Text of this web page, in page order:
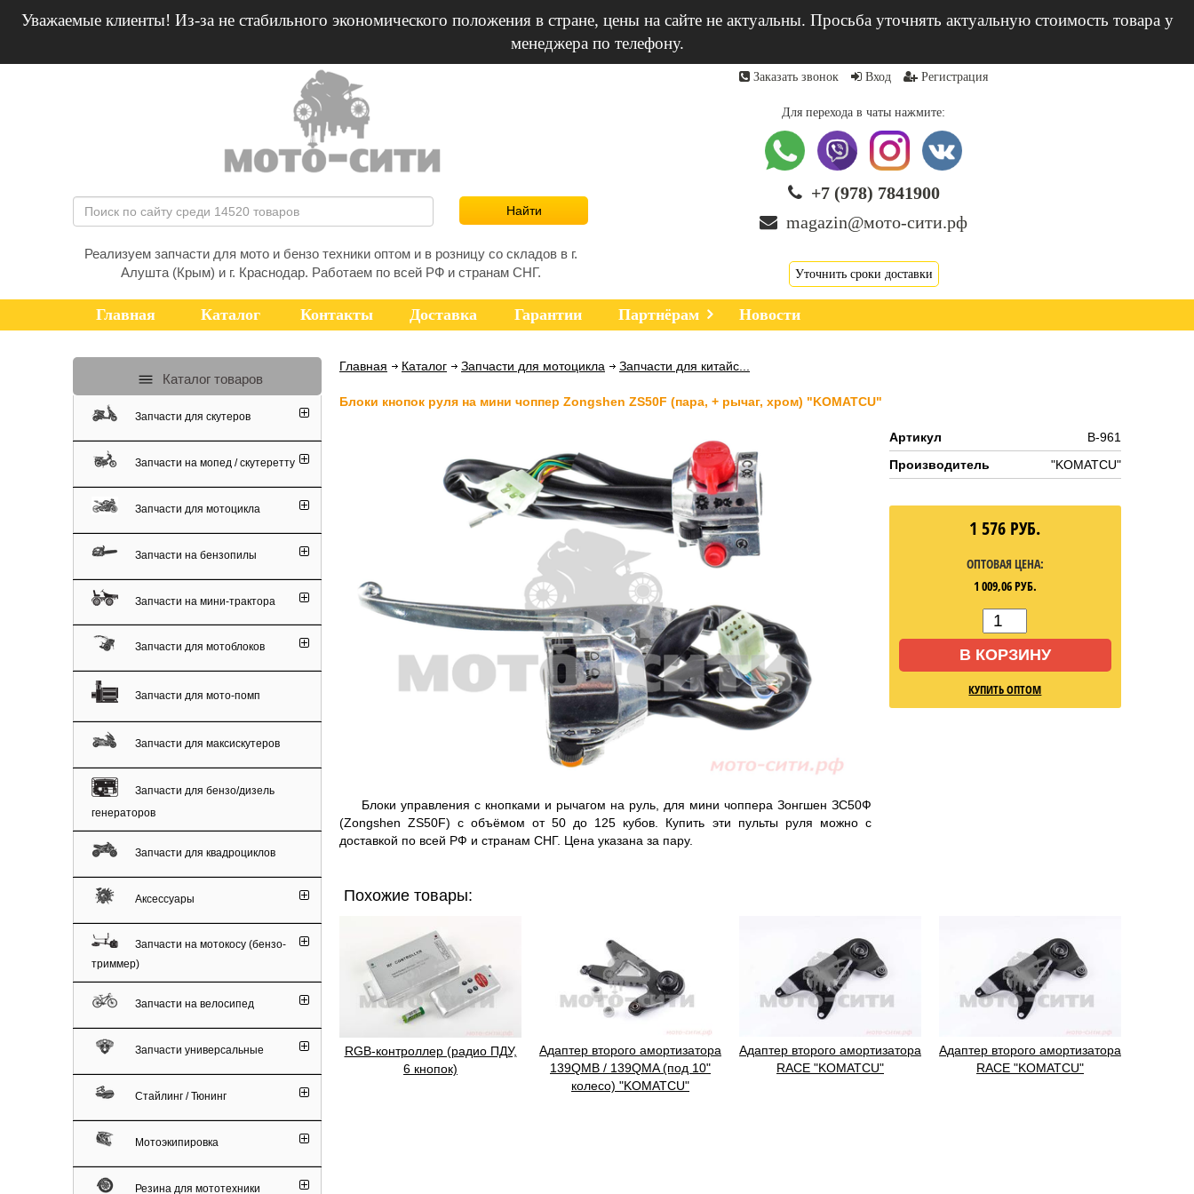
Уважаемые клиенты! Из-за не стабильного экономического положения в стране, цены на сайте не актуальны. Просьба уточнять актуальную стоимость товара у
менеджера по телефону.
Реализуем запчасти для мото и бензо техники оптом и в розницу со складов в г.
Алушта (Крым) и г. Краснодар. Работаем по всей РФ и странам СНГ.
Заказать звонок Вход Регистрация
Для перехода в чаты нажмите:
+7 (978) 7841900
magazin@мото-сити.рф
Уточнить сроки доставки
Главная Каталог Контакты Доставка Гарантии Партнёрам Новости
Главная Каталог Запчасти для мотоцикла Запчасти для китайс...
Блоки кнопок руля на мини чоппер Zongshen ZS50F (пара, + рычаг, хром) "KOMATCU"
Блоки управления с кнопками и рычагом на руль, для мини чоппера Зонгшен ЗС50Ф
(Zongshen ZS50F) с объёмом от 50 до 125 кубов. Купить эти пульты руля можно с
доставкой по всей РФ и странам СНГ. Цена указана за пару.
Артикул
B-961
Производитель
"KOMATCU"
1 576 РУБ.
ОПТОВАЯ ЦЕНА:
1 009,06РУБ.
В КОРЗИНУ
КУПИТЬ ОПТОМ
Похожие товары:
RGB-контроллер (радио ПДУ,
6 кнопок)
Адаптер второго амортизатора
139QMB / 139QMA (под 10"
колесо) "KOMATCU"
Адаптер второго амортизатора
RACE "KOMATCU"
Адаптер второго амортизатора
RACE "KOMATCU"
Каталог товаров
Запчасти для скутеров
Запчасти на мопед / скутеретту
Запчасти для мотоцикла
Запчасти на бензопилы
Запчасти на мини-трактора
Запчасти для мотоблоков
Запчасти для мото-помп
Запчасти для максискутеров
Запчасти для бензо/дизель
генераторов
Запчасти для квадроциклов
Аксессуары
Запчасти на мотокосу (бензо-
триммер)
Запчасти на велосипед
Запчасти универсальные
Стайлинг / Тюнинг
Мотоэкипировка
Резина для мототехники